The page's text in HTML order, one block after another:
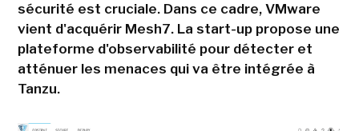
sécurité est cruciale. Dans ce cadre, VMware
vient d'acquérir Mesh7. La start-up propose une
plateforme d'observabilité pour détecter et
atténuer les menaces qui va être intégrée à
Tanzu.